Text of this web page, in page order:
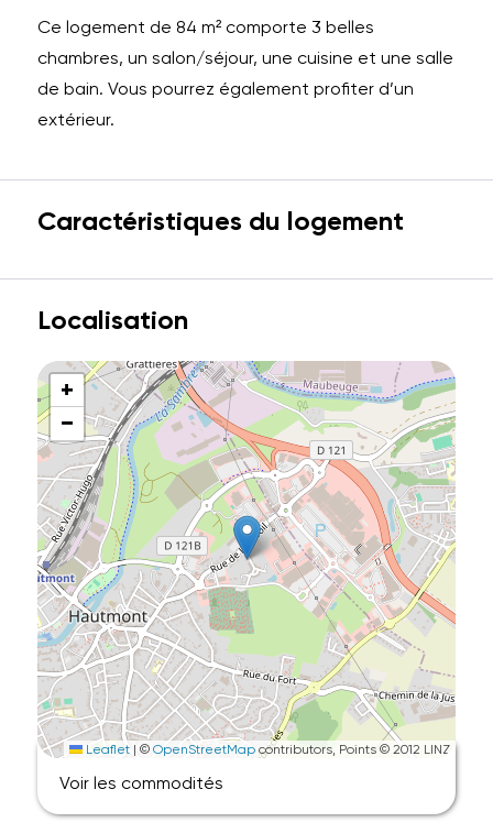
Ce logement de 84 m² comporte 3 belles
chambres, un salon/séjour, une cuisine et une salle
de bain. Vous pourrez également profiter d’un
extérieur.
Caractéristiques du logement
Localisation
+
−
Leaflet | ©OpenStreetMap contributors, Points © 2012 LINZ
Voir les commodités